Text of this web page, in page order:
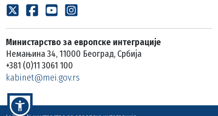
Министарство за европске интеграције
Немањина 34, 11000 Београд, Србија
+381 (0)11 3061 100
kabinet@mei.gov.rs